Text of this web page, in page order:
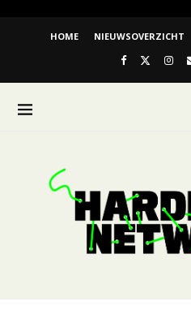
HOME NIEUWSOVERZICHT